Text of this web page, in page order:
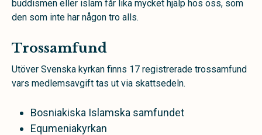
buddismen eller islam får lika mycket hjälp hos oss, som
den som inte har någon tro alls.
Trossamfund
Utöver Svenska kyrkan finns 17 registrerade trossamfund
vars medlemsavgift tas ut via skattsedeln.
Bosniakiska Islamska samfundet
Equmeniakyrkan